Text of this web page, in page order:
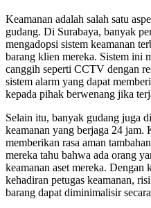
Keamanan adalah salah satu
gudang. Di Surabaya, banyak
mengadopsi sistem keamanan
barang klien mereka. Sistem ini
canggih seperti CCTV dengan
sistem alarm yang dapat
kepada pihak berwenang jika
Selain itu, banyak gudang juga
keamanan yang berjaga 24 jam.
memberikan rasa aman
mereka tahu bahwa ada orang
keamanan aset mereka.
kehadiran petugas keamanan,
barang dapat diminimalisir